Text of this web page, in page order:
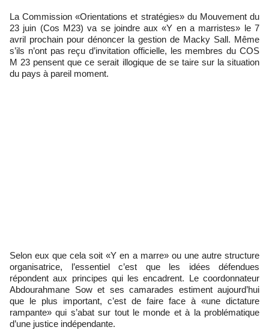
La Commission «Orientations et stratégies» du Mouvement du
23 juin (Cos M23) va se joindre aux «Y en a marristes» le 7
avril prochain pour dénoncer la gestion de Macky Sall. Même
s’ils n’ont pas reçu d’invitation officielle, les membres du COS
M 23 pensent que ce serait illogique de se taire sur la situation
du pays à pareil moment.
Selon eux que cela soit «Y en a marre» ou une autre structure
organisatrice, l’essentiel c’est que les idées défendues
répondent aux principes qui les encadrent. Le coordonnateur
Abdourahmane Sow et ses camarades estiment aujourd’hui
que le plus important, c’est de faire face à «une dictature
rampante» qui s’abat sur tout le monde et à la problématique
d’une justice indépendante.